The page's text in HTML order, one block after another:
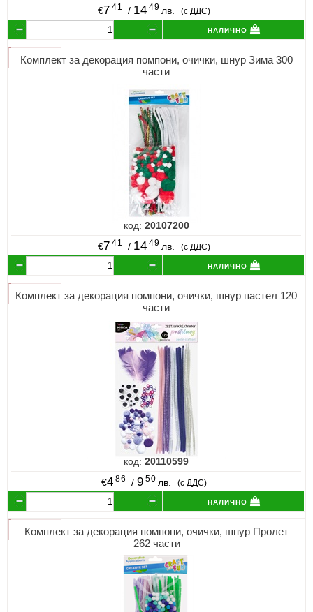
€7 41 / 14 49 лв. (с ДДС)
налично
Комплект за декорация помпони, очички, шнур Зима 300
части
код: 20107200
€7 41 / 14 49 лв. (с ДДС)
налично
Комплект за декорация помпони, очички, шнур пастел 120
части
код: 20110599
€4 86 / 9 50 лв. (с ДДС)
налично
Комплект за декорация помпони, очички, шнур Пролет
262 части